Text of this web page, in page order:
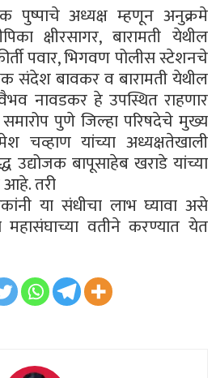
पुष्पाचे अध्यक्ष म्हणून अनुक्रमे
क्षीरसागर, बारामती येथील
पवार, भिगवण पोलीस स्टेशनचे
संदेश बावकर व बारामती येथील
नावडकर हे उपस्थित राहणार
पुणे जिल्हा परिषदेचे मुख्य
चव्हाण यांच्या अध्यक्षतेखाली
उद्योजक बापूसाहेब खराडे यांच्या
आहे. तरी
या संधीचा लाभ घ्यावा असे
वतीने करण्यात येत